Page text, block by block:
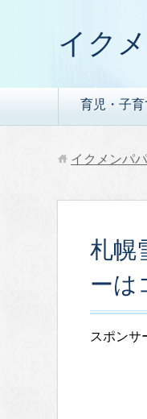
イク
育児・子育
イクメンパ
札幌
ーは
スポンサ